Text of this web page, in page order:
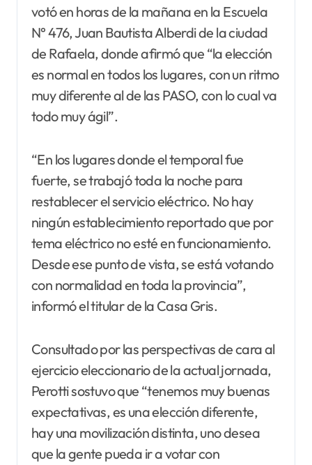
votó en horas de la mañana en la Escuela
N° 476, Juan Bautista Alberdi de la ciudad
de Rafaela, donde afirmó que “la elección
es normal en todos los lugares, con un ritmo
muy diferente al de las PASO, con lo cual va
todo muy ágil”.
“En los lugares donde el temporal fue
fuerte, se trabajó toda la noche para
restablecer el servicio eléctrico. No hay
ningún establecimiento reportado que por
tema eléctrico no esté en funcionamiento.
Desde ese punto de vista, se está votando
con normalidad en toda la provincia”,
informó el titular de la Casa Gris.
Consultado por las perspectivas de cara al
ejercicio eleccionario de la actual jornada,
Perotti sostuvo que “tenemos muy buenas
expectativas, es una elección diferente,
hay una movilización distinta, uno desea
que la gente pueda ir a votar con